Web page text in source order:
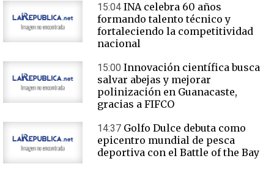
15:04 INA celebra 60 años
formando talento técnico y
fortaleciendo la competitividad
nacional
15:00 Innovación científica busca
salvar abejas y mejorar
polinización en Guanacaste,
gracias a FIFCO
14:37 Golfo Dulce debuta como
epicentro mundial de pesca
deportiva con el Battle of the Bay